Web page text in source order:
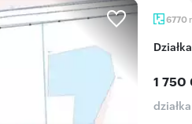
6770
1 750